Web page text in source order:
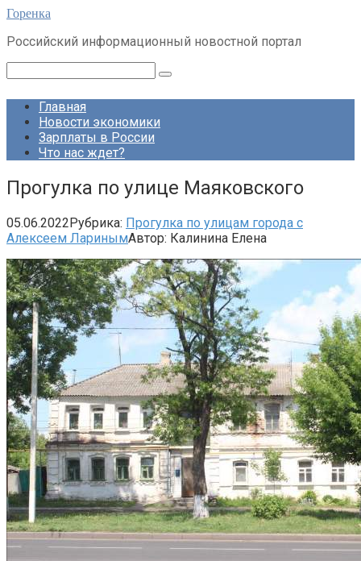
Перейти
контенту
Горенка
Российский информационный новостной портал
Главная
Новости экономики
Зарплаты в России
Что нас ждет?
Прогулка по улице Маяковского
05.06.2022Рубрика: Прогулка по улицам города с
Алексеем ЛаринымАвтор: Калинина Елена